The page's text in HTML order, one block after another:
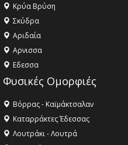
Κρύα Βρύση
Σκύδρα
Αριδαία
Aρνισσα
Eδεσσα
Φυσικές Ομορφιές
Βόρρας - Καϊμάκτσαλαν
Καταρράκτες Έδεσσας
Λουτράκι - Λουτρά